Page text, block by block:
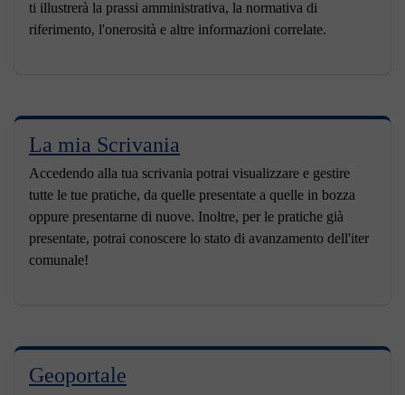
ti illustrerà la prassi amministrativa, la normativa di
riferimento, l'onerosità e altre informazioni correlate.
La mia Scrivania
Accedendo alla tua scrivania potrai visualizzare e gestire
tutte le tue pratiche, da quelle presentate a quelle in bozza
oppure presentarne di nuove. Inoltre, per le pratiche già
presentate, potrai conoscere lo stato di avanzamento dell'iter
comunale!
Geoportale